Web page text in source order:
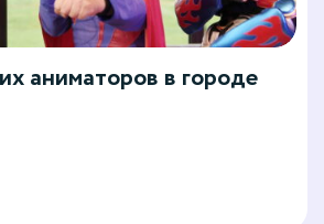
аниматоров в городе